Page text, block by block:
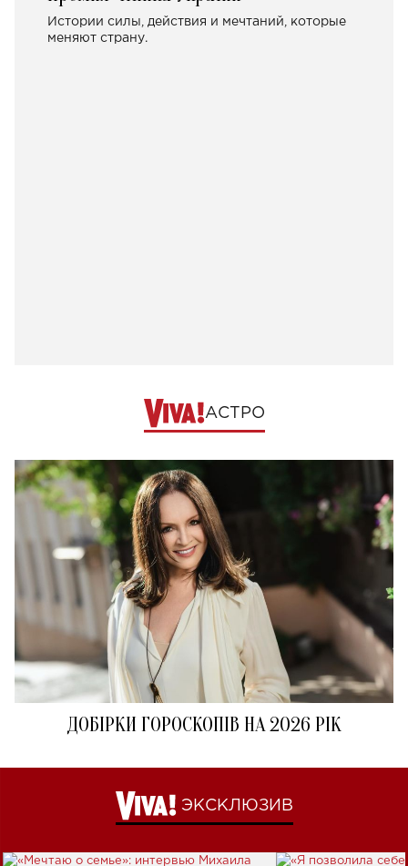
Истории силы, действия и мечтаний, которые
меняют страну.
АСТРО
ДОБІРКИ ГОРОСКОПІВ НА 2026 РІК
ЭКСКЛЮЗИВ